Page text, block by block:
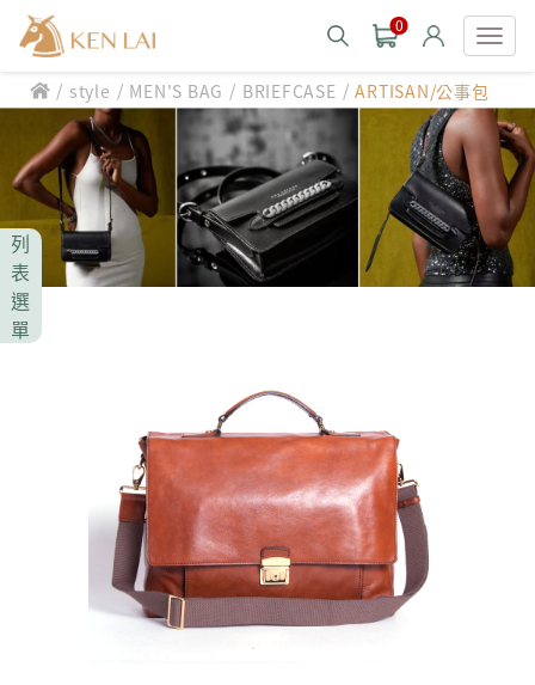
0
款式分類 style
男士包款 MEN'S BAG
男士夾款 MEN'S WALLET
男士皮帶 MEN'S BELT
中性商品 UNISEX BAG/SLG
皮革保養 LEATHER CARE
CHIARUGI
男士包款 MEN'S BAG
男士夾款 MEN'S WALLET
男士皮帶 MEN'S BELT
女士夾款 LADIES' WALLET
中性商品 UNISEX BAG/SLG
關於 CHIARUGI
CUMAR
女士包款 LADIES' BAG
女士夾款 LADIES' WALLET
中性商品 UNISEX BAG/SLG
關於 CUMAR
Roberta di Camerino
男士夾款 MEN'S WALLET
男士皮帶 MEN'S BELT
女士包款 LADIES' BAG
女士夾款 LADIES' WALLET
中性商品 UNISEX BAG/SLG
關於 Roberta di Camerino
男士包款 MEN'S BAG
男士夾款 MEN'S WALLET
男士皮帶 MEN'S BELT
女士包款 LADIES' BAG
女士夾款 LADIES' WALLET
期間限定 limited edition
珍藏 THE BRIDGE (TB SPECIAL)
男士包款 MEN'S BAG
男士夾款 MEN'S WALLET
/ style / MEN'S BAG / BRIEFCASE / ARTISAN/公事包
列
表
選
單